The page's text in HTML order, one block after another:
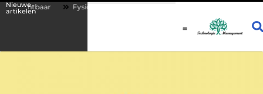
Nieuwe
artikelen Fysio Drachten: persoonlijke begeleiding bij lichamelijke